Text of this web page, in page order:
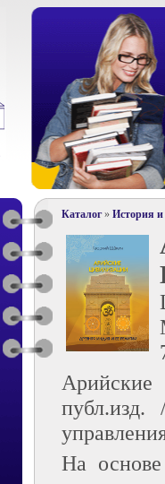
Каталог» История
На